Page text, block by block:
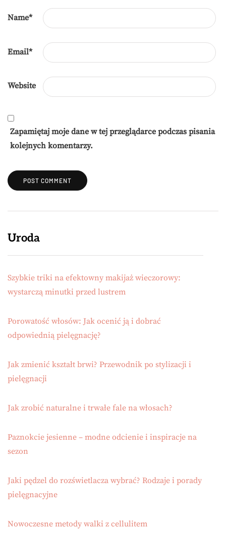
Name*
Email*
Website
Zapamiętaj moje dane w tej przeglądarce podczas pisania
kolejnych komentarzy.
Uroda
Szybkie triki na efektowny makijaż wieczorowy:
wystarczą minutki przed lustrem
Porowatość włosów: Jak ocenić ją i dobrać
odpowiednią pielęgnację?
Jak zmienić kształt brwi? Przewodnik po stylizacji i
pielęgnacji
Jak zrobić naturalne i trwałe fale na włosach?
Paznokcie jesienne – modne odcienie i inspiracje na
sezon
Jaki pędzel do rozświetlacza wybrać? Rodzaje i porady
pielęgnacyjne
Nowoczesne metody walki z cellulitem